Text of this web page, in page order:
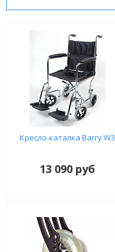
Кресло-каталка Barry W3
13 090 руб